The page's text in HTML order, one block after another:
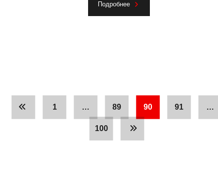
Подробнее
1 … 89 90 91 …
100